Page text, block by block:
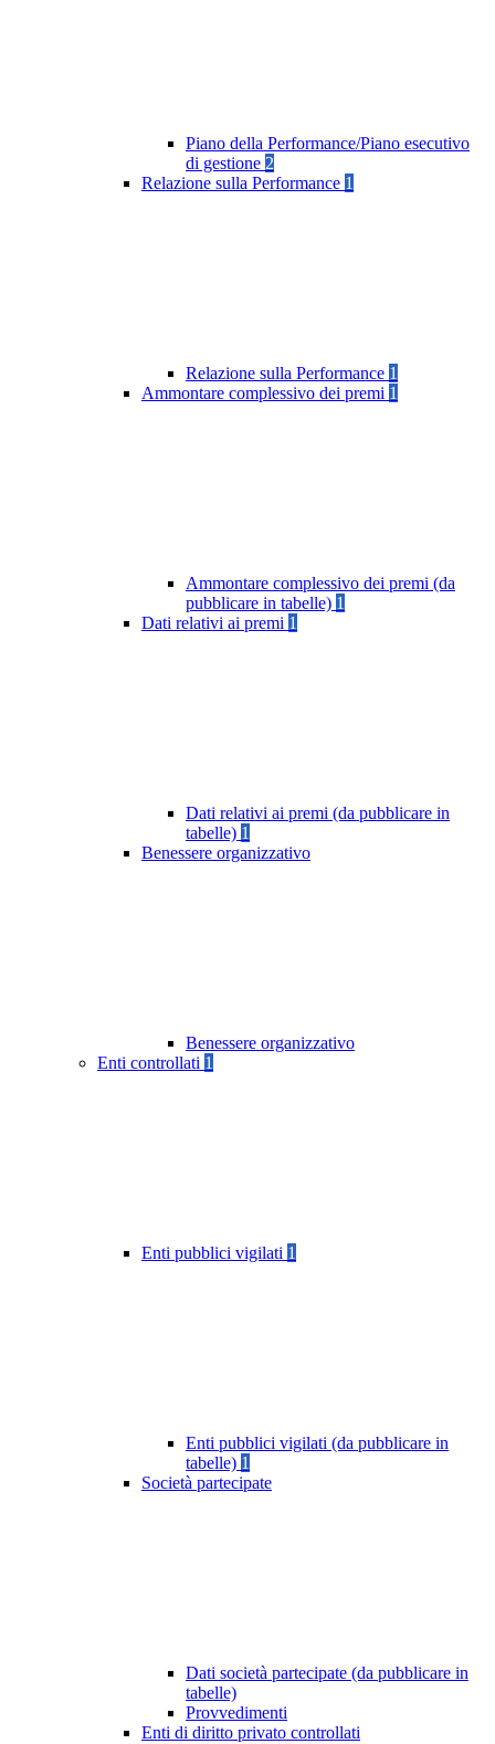
Piano della Performance/Piano esecutivo
di gestione 2
Relazione sulla Performance 1
Relazione sulla Performance 1
Ammontare complessivo dei premi 1
Ammontare complessivo dei premi (da
pubblicare in tabelle) 1
Dati relativi ai premi 1
Dati relativi ai premi (da pubblicare in
tabelle) 1
Benessere organizzativo
Benessere organizzativo
Enti controllati 1
Enti pubblici vigilati 1
Enti pubblici vigilati (da pubblicare in
tabelle) 1
Società partecipate
Dati società partecipate (da pubblicare in
tabelle)
Provvedimenti
Enti di diritto privato controllati